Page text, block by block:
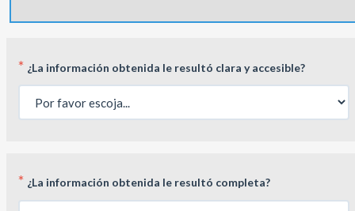
* ¿La información obtenida le resultó clara y accesible?
* ¿La información obtenida le resultó completa?